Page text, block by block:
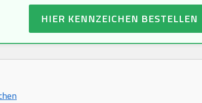
HIER KENNZEICHEN BESTELLEN